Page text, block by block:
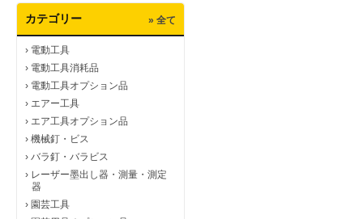
カテゴリー » 全て
› 電動工具
› 電動工具消耗品
› 電動工具オプション品
› エアー工具
› エア工具オプション品
› 機械釘・ビス
› バラ釘・バラビス
› レーザー墨出し器・測量・測定
器
› 園芸工具